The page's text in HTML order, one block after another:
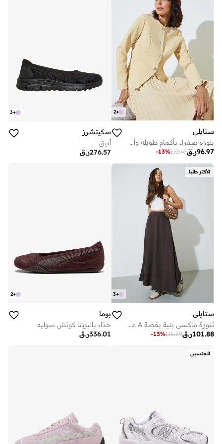
+
2
ستايلي
بلوزة صفراء بأكمام طويلة وأزرار أمامية
ر.ق96.97
110.47
-13%
+
3
سكيتشرز
أنيق
ر.ق276.57
الأكثر طلبا
+
3
ستايلي
تنورة ماكسي بنية بقصة A مع جيوب جانبية
ر.ق101.88
116.59
-13%
+
2
بوما
حذاء باليرينا كوتش سوليه
ر.ق336.01
للجنسين